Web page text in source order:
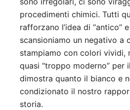
procedimenti chimici. Tutti
rafforzano l’idea di “antico”
scansioniamo un negativo a
stampiamo con colori vividi,
quasi “troppo moderno” per
dimostra quanto il bianco e
condizionato il nostro
storia.